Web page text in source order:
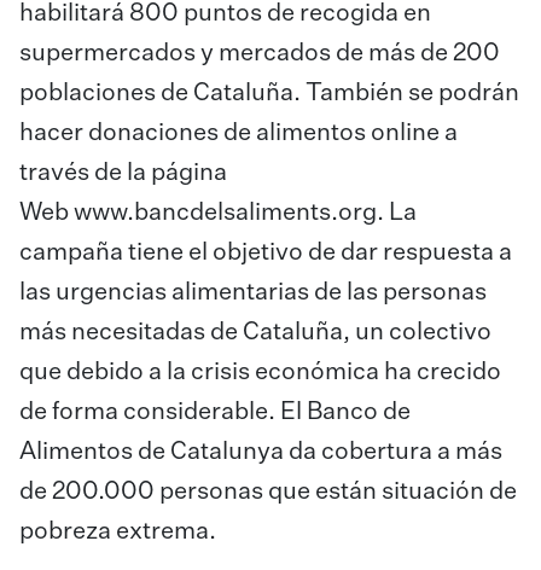
habilitará 800 puntos de recogida en
supermercados y mercados de más de 200
poblaciones de Cataluña. También se podrán
hacer donaciones de alimentos online a
través de la página
Web www.bancdelsaliments.org. La
campaña tiene el objetivo de dar respuesta a
las urgencias alimentarias de las personas
más necesitadas de Cataluña, un colectivo
que debido a la crisis económica ha crecido
de forma considerable. El Banco de
Alimentos de Catalunya da cobertura a más
de 200.000 personas que están situación de
pobreza extrema.